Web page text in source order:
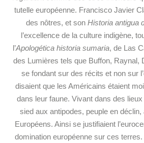
tutelle européenne. Francisco Javier
des nôtres, et son Historia antigua
l’excellence de la culture indigène,
l’Apologética historia sumaria, de Las
des Lumières tels que Buffon, Raynal,
se fondant sur des récits et non sur
disaient que les Américains étaient
dans leur faune. Vivant dans des
sied aux antipodes, peuple en déclin,
Européens. Ainsi se justifiaient
domination européenne sur ces